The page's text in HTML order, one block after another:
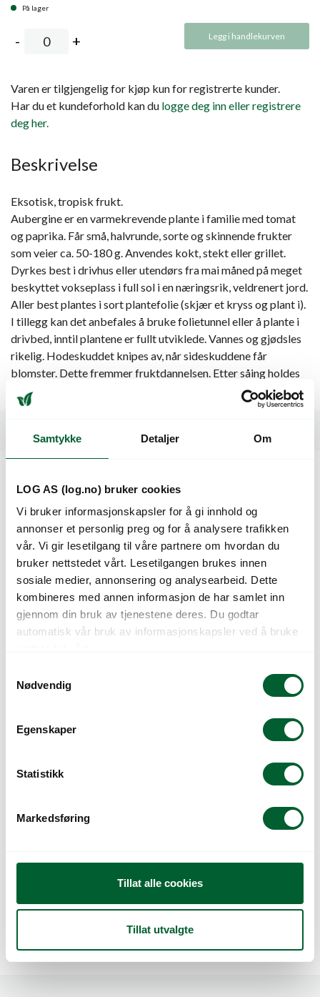
Samtykke Detaljer Om
LOG AS (log.no) bruker cookies
Vi bruker informasjonskapsler for å gi innhold og
annonser et personlig preg og for å analysere trafikken
vår. Vi gir lesetilgang til våre partnere om hvordan du
bruker nettstedet vårt. Lesetilgangen brukes innen
sosiale medier, annonsering og analysearbeid. Dette
kombineres med annen informasjon de har samlet inn
gjennom din bruk av tjenestene deres. Du godtar
automatisk vår bruk av informasjonskapsler ved å bruke
Nødvendig
Egenskaper
Statistikk
Markedsføring
Tillat alle cookies
Tillat utvalgte
På lager
Legg i handlekurven
Varen er tilgjengelig for kjøp kun for registrerte kunder.
Har du et kundeforhold kan du logge deg inn eller registrere
deg her.
Beskrivelse
Eksotisk, tropisk frukt.
Aubergine er en varmekrevende plante i familie med tomat
og paprika. Får små, halvrunde, sorte og skinnende frukter
som veier ca. 50-180 g. Anvendes kokt, stekt eller grillet.
Dyrkes best i drivhus eller utendørs fra mai måned på meget
beskyttet vokseplass i full sol i en næringsrik, veldrenert jord.
Aller best plantes i sort plantefolie (skjær et kryss og plant i).
I tillegg kan det anbefales å bruke folietunnel eller å plante i
drivbed, inntil plantene er fullt utviklede. Vannes og gjødsles
rikelig. Hodeskuddet knipes av, når sideskuddene får
blomster. Dette fremmer fruktdannelsen. Etter såing holdes
jorden fuktig, frem til spiringen er godt i gang.
Kunder så også på
P.FRØ ASTERS
POMPON SIDONIA(C)
STRUDSEFJER BLAN.
P.FRØ AUBERGINE
P.FRØ BASILIKUM